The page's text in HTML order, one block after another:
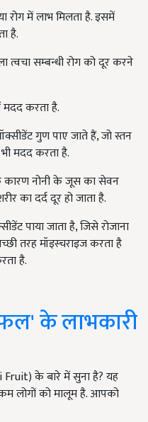
में लाभ मिलता है. इसमें
है.
त्वचा सम्बन्धी रोग को दूर करने
करता है.
गुण पाए जाते हैं, जो स्तन
मदद करता है.
कारण नोनी के जूस का सेवन
का दर्द दूर हो जाता है.
पाया जाता है, जिसे रोजाना
तरह मॉइस्चराइज करता है
है.
के लाभकारी
के बारे में सुना है? यह
लोगों को मालूम है. आपको